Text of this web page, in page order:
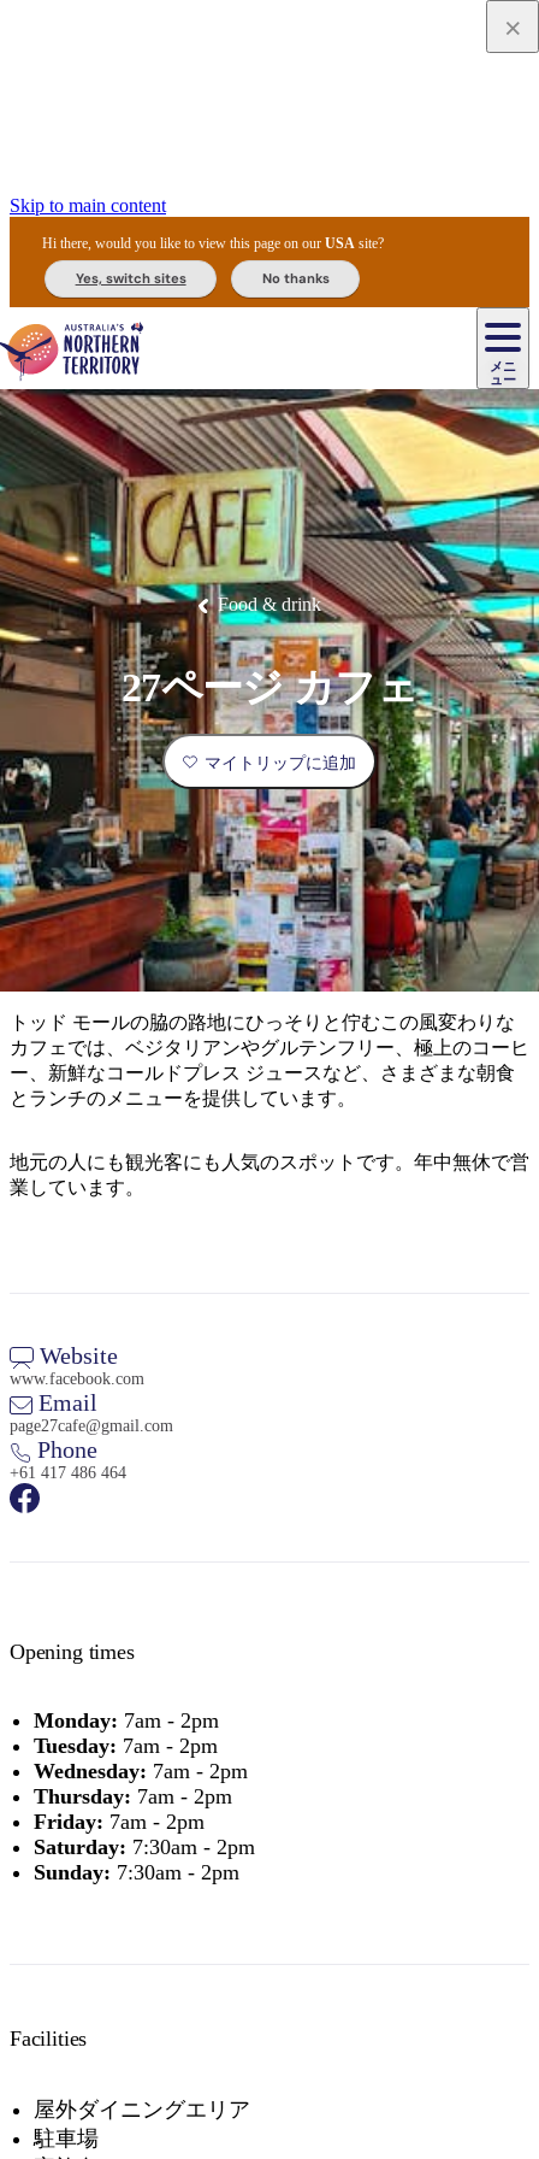
Skip to main content
Hi there, would you like to view this page on ourUSA site?
Yes, switch sites No thanks
メニ
ュー
メ
イ
ン
ナ
ビ
ゲ
ー
シ
ョ
ン
エ
リ
ア
最
も
人
気
が
高
い
場
所
ア
ウ
ト
バ
ッ
ク
ア
域
ア
ー
ズ
ロ
ッ
ク
ダ
ー
ウ
ィ
ン
リ
ス
ス
プ
リ
ン
グ
ズ
カ
カ
ド
ゥ
国
立
公
園
チ
フ
ィ
ー
ル
ド
国
立
公
園
ワ
タ
ル
カ
国
立
公
園
テ
ィ
ィ
諸
島
ニ
ト
ミ
ル
ク
国
立
公
園
ル
ル
/
デ
ビ
ル
ズ・
マ
ー
ブ
ル
保
護
区
ジ
ジ
ャ/
ウ
ェ
ス
ト
マ
ク
ド
ネ
ル
国
立
公
園
ア
テ
ィ
体
験
旅
行
タ
イ
プ
現
地
で
し
た
住
民
文
化
体
験
ド
＆
ド
リ
ン
ク
ィ
バ
ル
と
イ
ベ
ン
ト
ア・
ア
ク
テ
ィ
ビ
テ
ィ
自
然
と
野
生
生
物
歴
史
と
伝
統
釣
り
ラ
グ
ジ
ュ
ア
リ
ー
な
体
験
キ
ャ
ン
ピ
ン
グ
&
グ
ラ
ピ
ン
グ
旅
の
コ
ツ
旅
を
計
画
と
予
約
実
用
的
な
情
報
計
宿
泊
施
設
ド
同
行
ツ
ア
ー
通
機
関
＆
レ
ン
タ
ル
プ
ラ
ン
＆
オ
フ
ァ
ー
検
索:
Food & drink
27ページ カフェ
マイトリップに追加
トッド モールの脇の路地にひっそりと佇むこの風変わりな
カフェでは、ベジタリアンやグルテンフリー、極上のコーヒ
ー、新鮮なコールドプレス ジュースなど、さまざまな朝食
とランチのメニューを提供しています。
地元の人にも観光客にも人気のスポットです。年中無休で営
業しています。
Website
www.facebook.com
Email
page27cafe@gmail.com
Phone
+61 417 486 464
Opening times
Monday: 7am - 2pm
Tuesday: 7am - 2pm
Wednesday: 7am - 2pm
Thursday: 7am - 2pm
Friday: 7am - 2pm
Saturday: 7:30am - 2pm
Sunday: 7:30am - 2pm
Facilities
屋外ダイニングエリア
駐車場